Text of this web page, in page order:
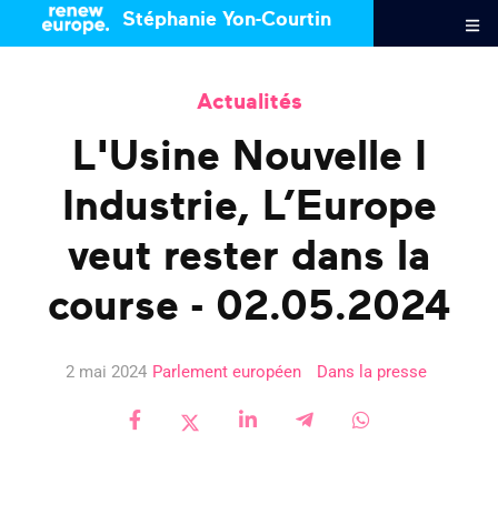
Stéphanie Yon-Courtin
Actualités
L'Usine Nouvelle I
Industrie, L’Europe
veut rester dans la
course - 02.05.2024
2 mai 2024 Parlement européen Dans la presse